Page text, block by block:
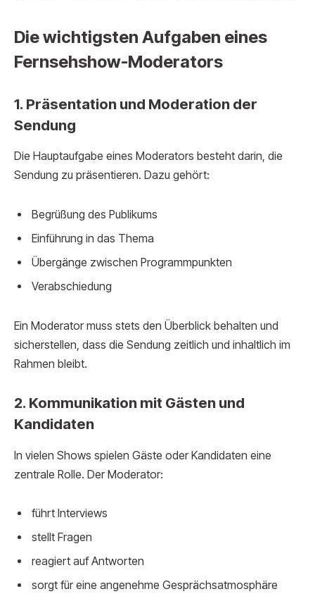
Die wichtigsten Aufgaben eines
Fernsehshow-Moderators
1. Präsentation und Moderation der
Sendung
Die Hauptaufgabe eines Moderators besteht darin, die
Sendung zu präsentieren. Dazu gehört:
Begrüßung des Publikums
Einführung in das Thema
Übergänge zwischen Programmpunkten
Verabschiedung
Ein Moderator muss stets den Überblick behalten und
sicherstellen, dass die Sendung zeitlich und inhaltlich im
Rahmen bleibt.
2. Kommunikation mit Gästen und
Kandidaten
In vielen Shows spielen Gäste oder Kandidaten eine
zentrale Rolle. Der Moderator:
führt Interviews
stellt Fragen
reagiert auf Antworten
sorgt für eine angenehme Gesprächsatmosphäre